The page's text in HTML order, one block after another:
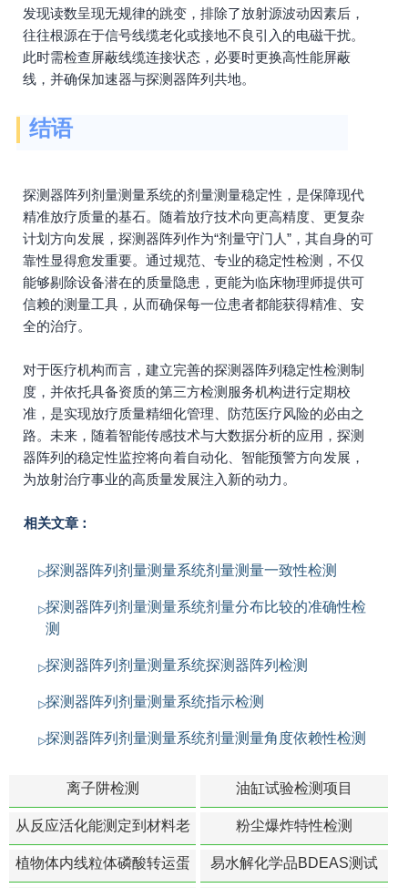
发现读数呈现无规律的跳变，排除了放射源波动因素后，
往往根源在于信号线缆老化或接地不良引入的电磁干扰。
此时需检查屏蔽线缆连接状态，必要时更换高性能屏蔽
线，并确保加速器与探测器阵列共地。
结语
探测器阵列剂量测量系统的剂量测量稳定性，是保障现代
精准放疗质量的基石。随着放疗技术向更高精度、更复杂
计划方向发展，探测器阵列作为“剂量守门人”，其自身的可
靠性显得愈发重要。通过规范、专业的稳定性检测，不仅
能够剔除设备潜在的质量隐患，更能为临床物理师提供可
信赖的测量工具，从而确保每一位患者都能获得精准、安
全的治疗。
对于医疗机构而言，建立完善的探测器阵列稳定性检测制
度，并依托具备资质的第三方检测服务机构进行定期校
准，是实现放疗质量精细化管理、防范医疗风险的必由之
路。未来，随着智能传感技术与大数据分析的应用，探测
器阵列的稳定性监控将向着自动化、智能预警方向发展，
为放射治疗事业的高质量发展注入新的动力。
相关文章：
探测器阵列剂量测量系统剂量测量一致性检测
探测器阵列剂量测量系统剂量分布比较的准确性检
测
探测器阵列剂量测量系统探测器阵列检测
探测器阵列剂量测量系统指示检测
探测器阵列剂量测量系统剂量测量角度依赖性检测
离子阱检测 油缸试验检测项目
从反应活化能测定到材料老
化寿命预测的经典模型
粉尘爆炸特性检测
植物体内线粒体磷酸转运蛋
易水解化学品BDEAS测试